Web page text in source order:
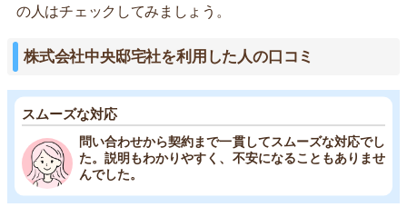
の人はチェックしてみましょう。
株式会社中央邸宅社を利用した人の口コミ
スムーズな対応
問い合わせから契約まで一貫してスムーズな対応でし
た。説明もわかりやすく、不安になることもありませ
んでした。